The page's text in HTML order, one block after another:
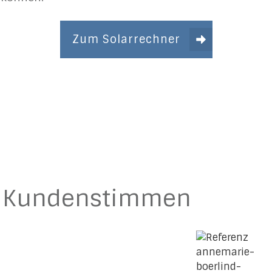
Zum Solarrechner
Kundenstimmen